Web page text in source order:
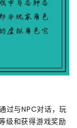
过与NPC对话，玩
级和获得游戏奖励